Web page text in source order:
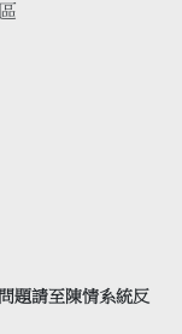
題請至陳情系統反